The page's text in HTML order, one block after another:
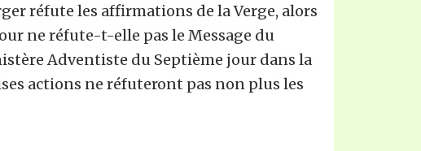
réfute les affirmations de la Verge, alors
ne réfute-t-elle pas le Message du
Adventiste du Septième jour dans la
actions ne réfuteront pas non plus les